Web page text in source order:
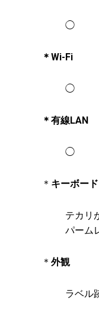
◯
＊Wi-Fi
◯
＊有線LAN
◯
＊ キーボー
テカリ
パーム
＊ 外観
ラベル